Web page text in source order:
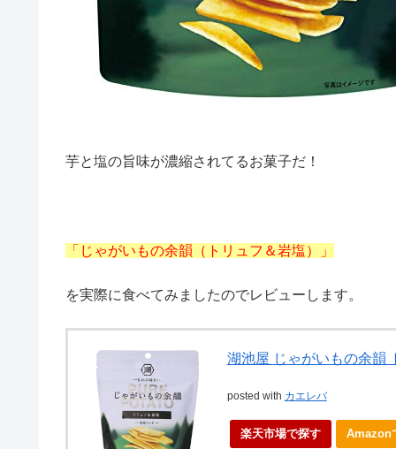
芋と塩の旨味が濃縮されてるお菓子だ！
「じゃがいもの余韻（トリュフ＆岩塩）」
を実際に食べてみましたのでレビューします。
湖池屋 じゃがいもの余韻
posted with カエレバ
楽天市場で探す Amazon